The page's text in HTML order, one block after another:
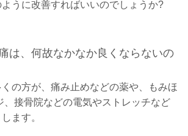
うに改善すればいいのでしょうか?
は、何故なかなか良くならないの
の方が、痛み止めなどの薬や、もみほ
、接骨院などの電気やストレッチなど
ます。